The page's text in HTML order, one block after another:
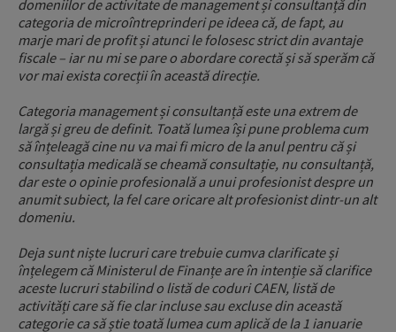
domeniilor de activitate de management și consultanță din
categoria de microîntreprinderi pe ideea că, de fapt, au
marje mari de profit și atunci le folosesc strict din avantaje
fiscale – iar nu mi se pare o abordare corectă și să sperăm că
vor mai exista corecții în această direcție.
Categoria management și consultanță este una extrem de
largă și greu de definit. Toată lumea își pune problema cum
să înțeleagă cine nu va mai fi micro de la anul pentru că și
consultația medicală se cheamă consultație, nu consultanță,
dar este o opinie profesională a unui profesionist despre un
anumit subiect, la fel care oricare alt profesionist dintr-un alt
domeniu.
Deja sunt niște lucruri care trebuie cumva clarificate și
înțelegem că Ministerul de Finanțe are în intenție să clarifice
aceste lucruri stabilind o listă de coduri CAEN, listă de
activități care să fie clar incluse sau excluse din această
categorie ca să știe toată lumea cum aplică de la 1 ianuarie